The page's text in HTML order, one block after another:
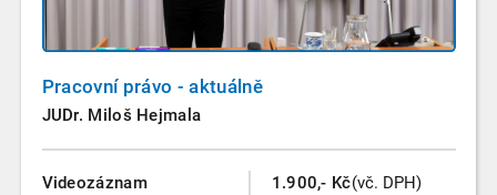
Pracovní právo - aktuálně
JUDr. Miloš Hejmala
Videozáznam
1.900,- Kč(vč. DPH)